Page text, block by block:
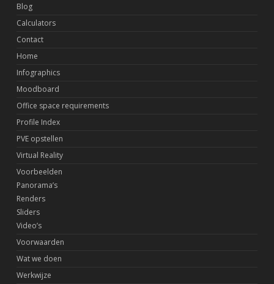
Blog
Calculators
Contact
Home
Infographics
Moodboard
Office space requirements
Profile Index
PVE opstellen
Virtual Reality
Voorbeelden
Panorama’s
Renders
Sliders
Video’s
Voorwaarden
Wat we doen
Werkwijze